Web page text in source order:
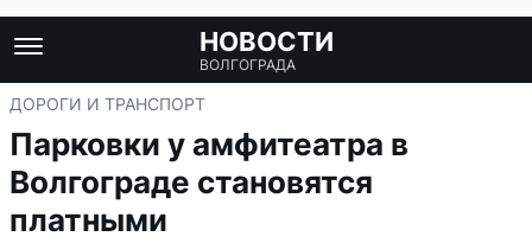
НОВОСТИ
ВОЛГОГРАДА
ДОРОГИ И ТРАНСПОРТ
Парковки у амфитеатра в
Волгограде становятся
платными